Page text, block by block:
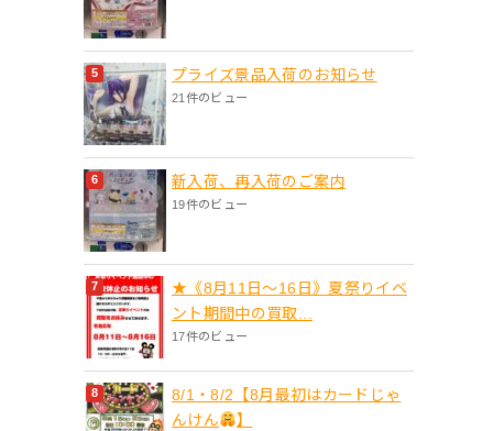
プライズ景品入荷のお知らせ
21件のビュー
新入荷、再入荷のご案内
19件のビュー
★《8月11日～16日》夏祭りイベ
ント期間中の買取...
17件のビュー
8/1・8/2【8月最初はカードじゃ
んけん
】